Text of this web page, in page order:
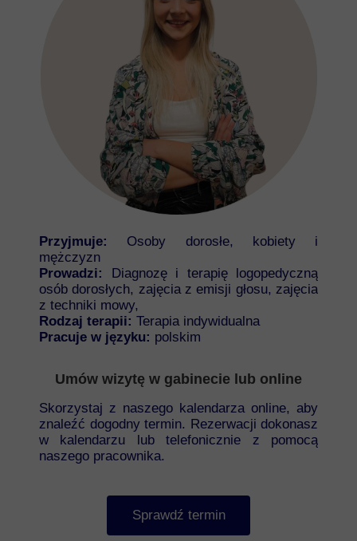
Przyjmuje: Osoby dorosłe,
kobiety i
mężczyzn
Prowadzi:
Diagnozę i terapię logopedyczną
osób dorosłych, zajęcia z emisji głosu, zajęcia
z techniki mowy,
Rodzaj terapii: Terapia indywidualna
Pracuje w języku: polskim
Umów wizytę w gabinecie lub online
Skorzystaj z naszego kalendarza online, aby
znaleźć dogodny termin. Rezerwacji dokonasz
w kalendarzu lub telefonicznie z pomocą
naszego pracownika.
Sprawdź termin